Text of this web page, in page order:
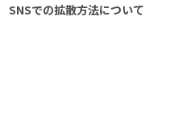
SNSでの拡散方法について